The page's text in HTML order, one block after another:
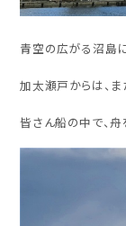
青空の広がる沼島
加太瀬戸からは、ま
皆さん船の中で、